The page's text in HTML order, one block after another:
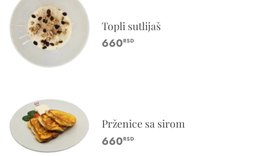
Topli sutlijaš
660RSD
Prženice sa sirom
660RSD